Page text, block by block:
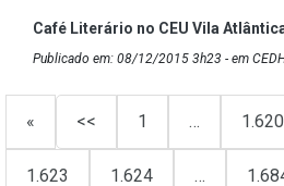
Café Literário no CEU Vila
Publicado em: 08/12/2015 3h23 - em
« << 1 … 1.620
1.623 1.624 …